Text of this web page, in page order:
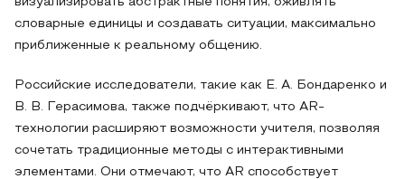
словарные единицы и создавать ситуации, максимально
приближенные к реальному общению.
Российские исследователи, такие как Е. А. Бондаренко и
В. В. Герасимова, также подчёркивают, что AR-
технологии расширяют возможности учителя, позволяя
сочетать традиционные методы с интерактивными
элементами. Они отмечают, что AR способствует